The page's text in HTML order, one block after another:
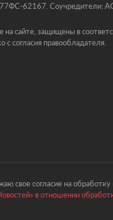
62167. Соучредители:
сайте, защищены в
согласия правообладателя.
свое согласие на
в отношении